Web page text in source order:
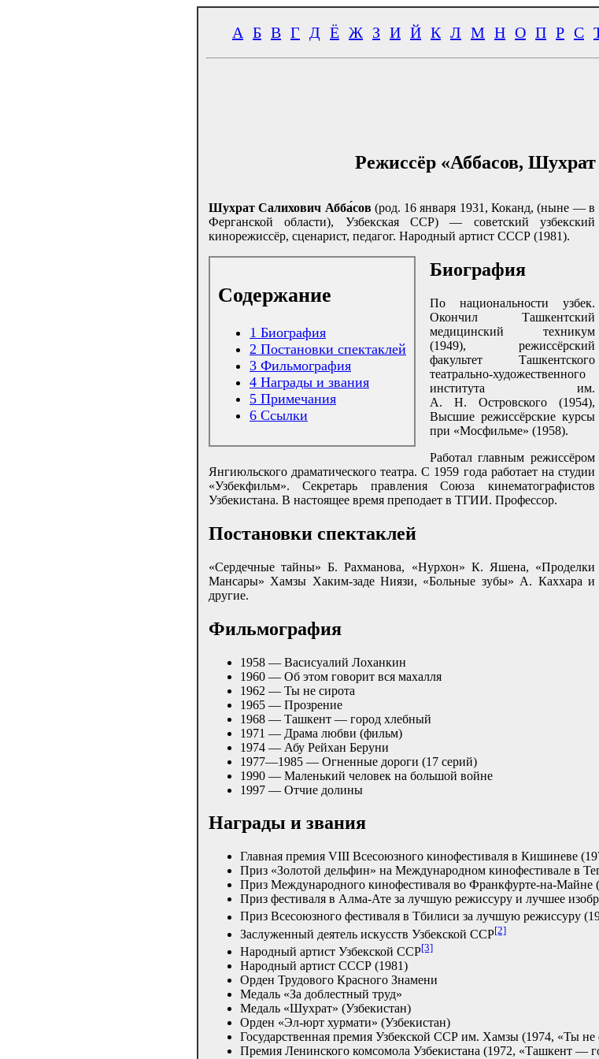
А Б В Г Д Ё Ж З И Й К Л М Н О П Р С
Режиссёр «Аббасов,
Шухрат Салихович Абба́сов (род. 16 января 1931, Коканд, (ныне — в
Ферганской области), Узбекская ССР) — советский узбекский
кинорежиссёр, сценарист, педагог. Народный артист СССР (1981).
Содержание
1 Биография
2 Постановки спектаклей
3 Фильмография
4 Награды и звания
5 Примечания
6 Ссылки
Биография
По национальности узбек.
Окончил Ташкентский
медицинский техникум
(1949), режиссёрский
факультет Ташкентского
театрально-художественного
института им.
А. Н. Островского (1954),
Высшие режиссёрские курсы
при «Мосфильме» (1958).
Работал главным режиссёром
Янгиюльского драматического театра. С 1959 года работает на студии
«Узбекфильм». Секретарь правления Союза кинематографистов
Узбекистана. В настоящее время преподает в ТГИИ. Профессор.
Постановки спектаклей
«Сердечные тайны» Б. Рахманова, «Нурхон» К. Яшена, «Проделки
Мансары» Хамзы Хаким-заде Ниязи, «Больные зубы» А. Каххара и
другие.
Фильмография
1958 — Васисуалий Лоханкин
1960 — Об этом говорит вся махалля
1962 — Ты не сирота
1965 — Прозрение
1968 — Ташкент — город хлебный
1971 — Драма любви (фильм)
1974 — Абу Рейхан Беруни
1977—1985 — Огненные дороги (17 серий)
1990 — Маленький человек на большой войне
1997 — Отчие долины
Награды и звания
Главная премия VIII Всесоюзного кинофестиваля в Кишиневе
Приз «Золотой дельфин» на Международном кинофестивале в
Приз Международного кинофестиваля во Франкфурте-на-Майне
Приз фестиваля в Алма-Ате за лучшую режиссуру и лучшее
Приз Всесоюзного фестиваля в Тбилиси за лучшую режиссуру
Заслуженный деятель искусств Узбекской ССР[2]
Народный артист Узбекской ССР[3]
Народный артист СССР (1981)
Орден Трудового Красного Знамени
Медаль «За доблестный труд»
Медаль «Шухрат» (Узбекистан)
Орден «Эл-юрт хурмати» (Узбекистан)
Государственная премия Узбекской ССР им. Хамзы (1974, «Ты
Премия Ленинского комсомола Узбекистана (1972, «Ташкент —